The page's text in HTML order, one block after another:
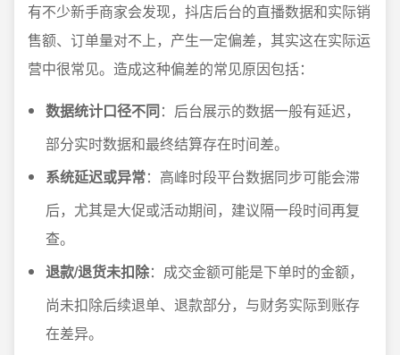
有不少新手商家会发现，抖店后台的直播数据和实际销
售额、订单量对不上，产生一定偏差，其实这在实际运
营中很常见。造成这种偏差的常见原因包括：
数据统计口径不同：后台展示的数据一般有延迟，
部分实时数据和最终结算存在时间差。
系统延迟或异常：高峰时段平台数据同步可能会滞
后，尤其是大促或活动期间，建议隔一段时间再复
查。
退款/退货未扣除：成交金额可能是下单时的金额，
尚未扣除后续退单、退款部分，与财务实际到账存
在差异。